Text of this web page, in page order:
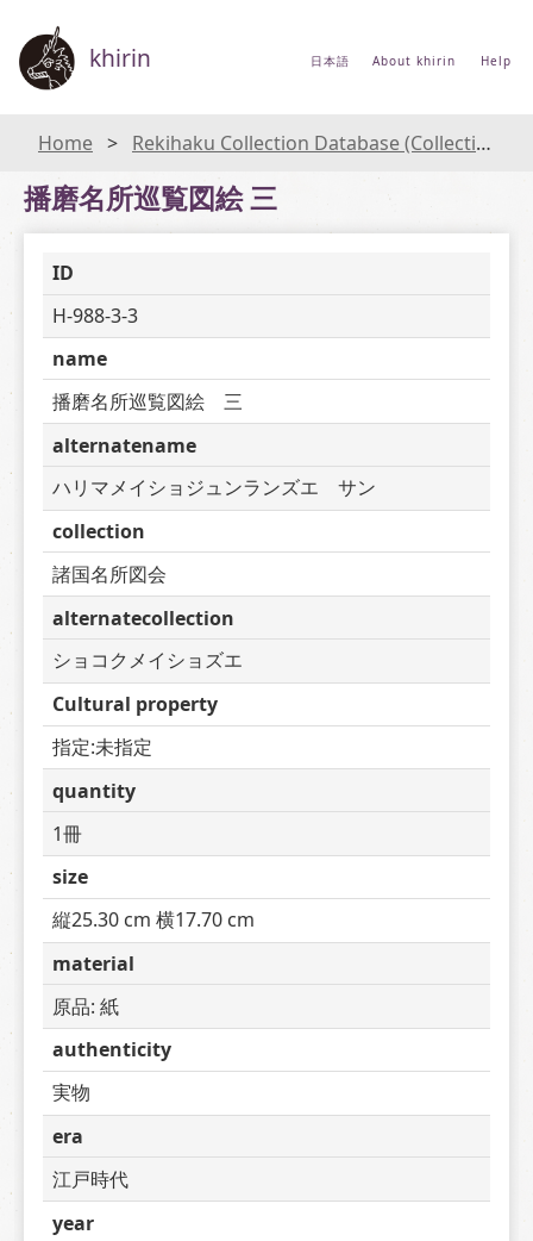
khirin 日本語 About khirin Help
Home Rekihaku Collection Database (Collections Database of the National Museum of Japanese History)
播磨名所巡覧図絵 三
ID
H-988-3-3
name
播磨名所巡覧図絵　三
alternatename
ハリマメイショジュンランズエ　サン
collection
諸国名所図会
alternatecollection
ショコクメイショズエ
Cultural property
指定:未指定
quantity
1冊
size
縦25.30 cm 横17.70 cm
material
原品: 紙
authenticity
実物
era
江戸時代
year